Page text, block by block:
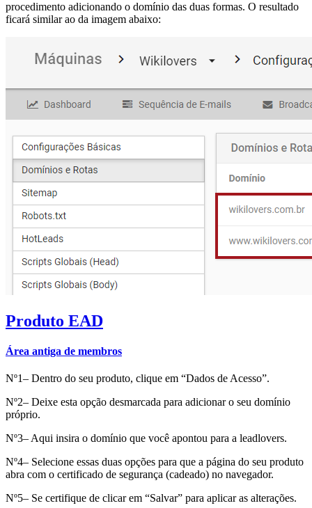
procedimento adicionando o domínio das duas formas. O resultado
ficará similar ao da imagem abaixo:
Produto EAD
Área antiga de membros
Nº1– Dentro do seu produto, clique em “Dados de Acesso”.
Nº2– Deixe esta opção desmarcada para adicionar o seu domínio
próprio.
Nº3– Aqui insira o domínio que você apontou para a leadlovers.
Nº4– Selecione essas duas opções para que a página do seu produto
abra com o certificado de segurança (cadeado) no navegador.
Nº5– Se certifique de clicar em “Salvar” para aplicar as alterações.